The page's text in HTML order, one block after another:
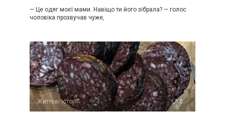
— Це одяг моєї мами. Навіщо ти його зібрала? — голос
чоловіка прозвучав чуже,
Життєві історії 0